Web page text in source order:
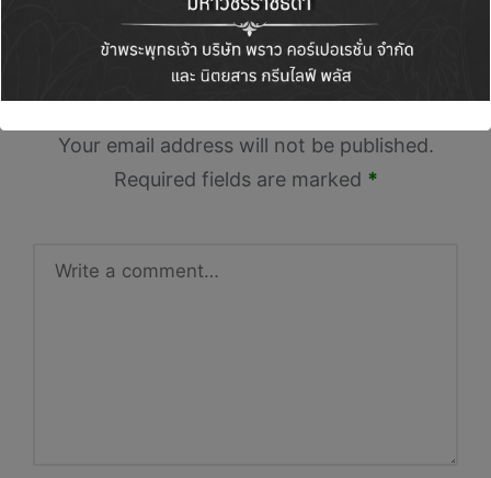
discussion?
Leave a Reply
Your email address will not be published.
Required fields are marked *